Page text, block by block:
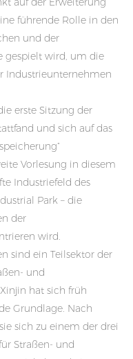
führende Rolle in den
und der
gespielt wird, um die
Industrieunternehmen
erste Sitzung der
und sich auf das
Vorlesung in diesem
Industriefeld des
Park – die
der
wird.
sind ein Teilsektor der
und
hat sich früh
Grundlage. Nach
sich zu einem der drei
Straßen- und